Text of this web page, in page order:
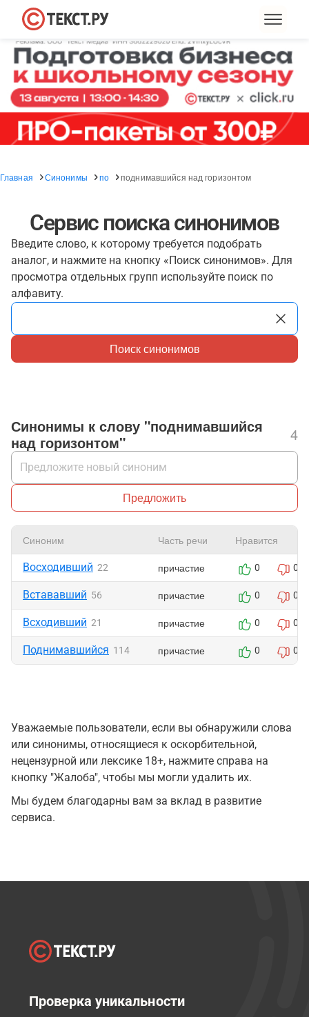
Главная Синонимы по поднимавшийся над горизонтом
Сервис поиска синонимов
Введите слово, к которому требуется подобрать
аналог, и нажмите на кнопку «Поиск синонимов». Для
просмотра отдельных групп используйте поиск по
алфавиту.
Поиск синонимов
Синонимы к слову "поднимавшийся
над горизонтом"
4
Предложить
Синоним Часть речи Нравится
Восходивший 22 причастие 0 0
Встававший 56 причастие 0 0
Всходивший 21 причастие 0 0
Поднимавшийся 114 причастие 0 0
Уважаемые пользователи, если вы обнаружили слова
или синонимы, относящиеся к оскорбительной,
нецензурной или лексике 18+, нажмите справа на
кнопку "Жалоба", чтобы мы могли удалить их.
Мы будем благодарны вам за вклад в развитие
сервиса.
Проверка уникальности